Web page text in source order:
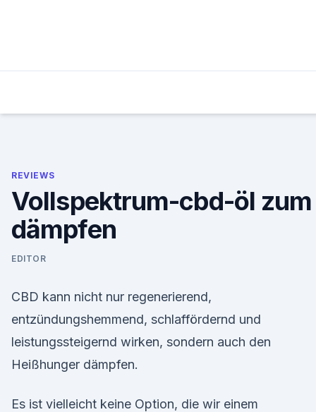
REVIEWS
Vollspektrum-cbd-öl zum
dämpfen
EDITOR
CBD kann nicht nur regenerierend,
entzündungshemmend, schlaffördernd und
leistungssteigernd wirken, sondern auch den
Heißhunger dämpfen.
Es ist vielleicht keine Option, die wir einem